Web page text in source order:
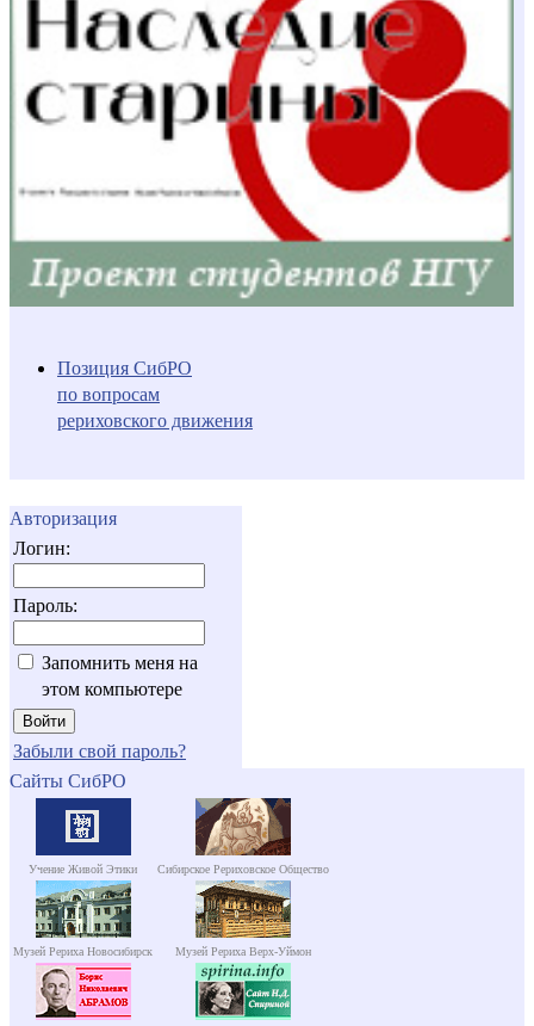
Позиция СибРО
по вопросам
рериховского движения
Авторизация
Логин:
Пароль:
Запомнить меня на
этом компьютере
Забыли свой пароль?
Сайты СибРО
Учение Живой Этики Сибирское Рериховское Общество
Музей Рериха Новосибирск Музей Рериха Верх-Уймон